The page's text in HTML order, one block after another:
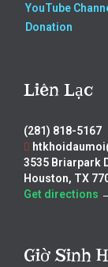
YouTube
Donation
Liên Lạc
(281) 818-5167
3535 Briarpark
Houston, TX
Get directions
Giờ Sinh